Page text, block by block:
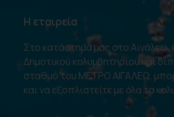
Η εταιρεία
Στο κατάστημά μας στο Αιγάλεω,
Δημοτικού κολυμβητηρίου και
σταθμό του ΜΕΤΡΟ ΑΙΓΑΛΕΩ,
και να εξοπλιστείτε με όλα τα